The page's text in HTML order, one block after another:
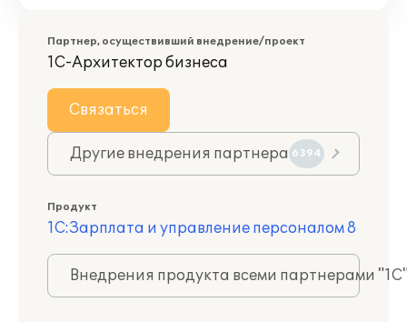
Партнер, осуществивший внедрение/проект
1С-Архитектор бизнеса
Связаться
Другие внедрения партнера 6394
Продукт
1С:Зарплата и управление персоналом 8
Внедрения продукта всеми партнерами